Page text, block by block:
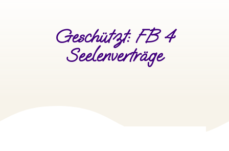
Geschützt: FB 4
Seelenverträge